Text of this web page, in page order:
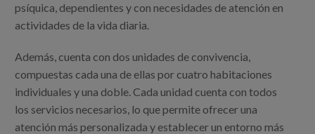
es
psíquica, dependientes y con necesidades de atención en
actividades de la vida diaria.
Además, cuenta con dos unidades de convivencia,
compuestas cada una de ellas por cuatro habitaciones
individuales y una doble. Cada unidad cuenta con todos
los servicios necesarios, lo que permite ofrecer una
atención más personalizada y establecer un entorno más